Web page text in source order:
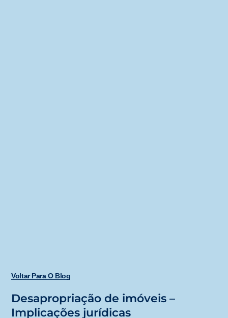
Voltar Para O Blog
Desapropriação de imóveis –
Implicações jurídicas